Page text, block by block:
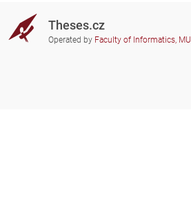
Theses.cz
Operated by Faculty of Informatics, MU